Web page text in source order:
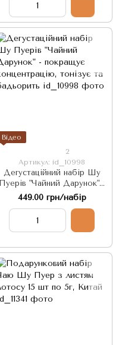
Відео
2
Артикул: id_10998
Дегустаційний набір Шу
Пуерів "Чайний Дарунок" -
покращує концентрацію,
тонізує та бадьорить
449.00 грн/набір